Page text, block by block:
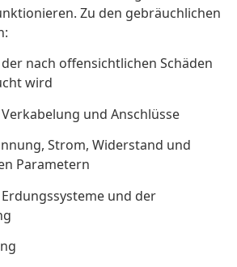
Zu den gebräuchlichen
nach offensichtlichen Schäden
wird
und Anschlüsse
Strom, Widerstand und
Parametern
und der